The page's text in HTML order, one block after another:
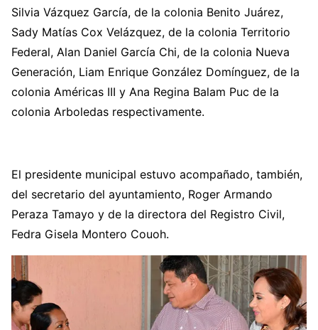
Silvia Vázquez García, de la colonia Benito Juárez,
Sady Matías Cox Velázquez, de la colonia Territorio
Federal, Alan Daniel García Chi, de la colonia Nueva
Generación, Liam Enrique González Domínguez, de la
colonia Américas III y Ana Regina Balam Puc de la
colonia Arboledas respectivamente.
El presidente municipal estuvo acompañado, también,
del secretario del ayuntamiento, Roger Armando
Peraza Tamayo y de la directora del Registro Civil,
Fedra Gisela Montero Couoh.